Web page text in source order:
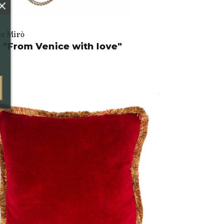
Mirò
"From Venice with love"